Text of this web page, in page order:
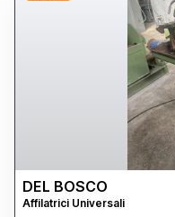
DEL BOSCO
Affilatrici Universali